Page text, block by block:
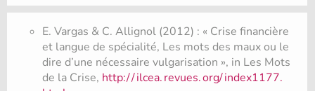
E. Vargas & C. Allignol (2012) : « Crise financière
et langue de spécialité, Les mots des maux ou le
dire d’une nécessaire vulgarisation », in Les Mots
de la Crise, http://ilcea.revues.org/index1177.